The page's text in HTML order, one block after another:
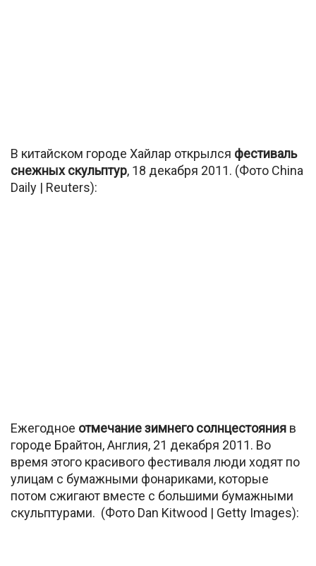
В китайском городе Хайлар открылся фестиваль
снежных скульптур, 18 декабря 2011. (Фото China
Daily | Reuters):
Ежегодное отмечание зимнего солнцестояния в
городе Брайтон, Англия, 21 декабря 2011. Во
время этого красивого фестиваля люди ходят по
улицам с бумажными фонариками, которые
потом сжигают вместе с большими бумажными
скульптурами. (Фото Dan Kitwood | Getty Images):